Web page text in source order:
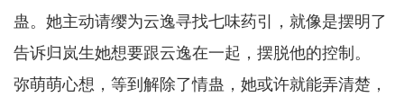
蛊。她主动请缨为云逸寻找七味药引，就像是摆明了
告诉归岚生她想要跟云逸在一起，摆脱他的控制。
弥萌萌心想，等到解除了情蛊，她或许就能弄清楚，